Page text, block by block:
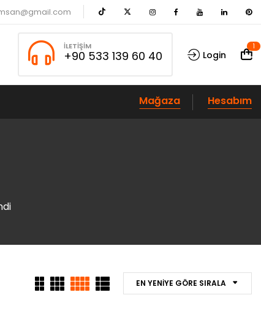
İLETIŞIM
+90 533 139 60 40 Login
1
Mağaza Hesabım
EN YENIYE GÖRE SIRALA